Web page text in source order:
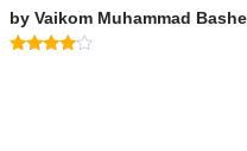
by Vaikom Muhammad